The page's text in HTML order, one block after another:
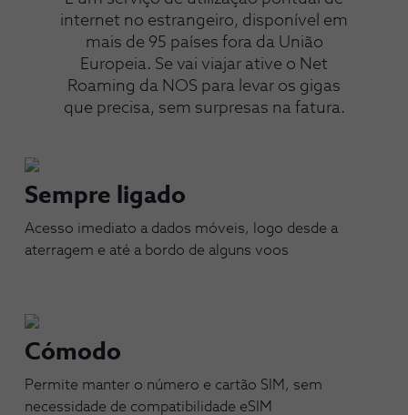
internet no estrangeiro, disponível em
mais de 95 países fora da União
Europeia. Se vai viajar ative o Net
Roaming da NOS para levar os gigas
que precisa, sem surpresas na fatura.
Sempre ligado
Acesso imediato a dados móveis, logo desde a
aterragem e até a bordo de alguns voos
Cómodo
Permite manter o número e cartão SIM, sem
necessidade de compatibilidade eSIM